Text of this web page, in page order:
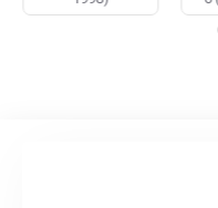
ассортимента
возможность